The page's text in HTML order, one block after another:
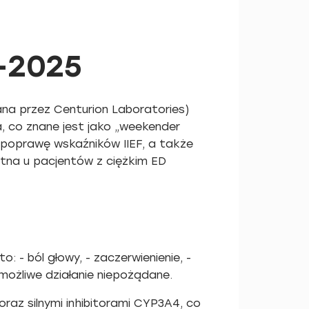
przez Centurion Laboratories)
co znane jest jako „weekender
wskaźników IIEF, a także
u pacjentów z ciężkim ED
- ból głowy, - zaczerwienienie, -
działanie niepożądane.
silnymi inhibitorami CYP3A4, co